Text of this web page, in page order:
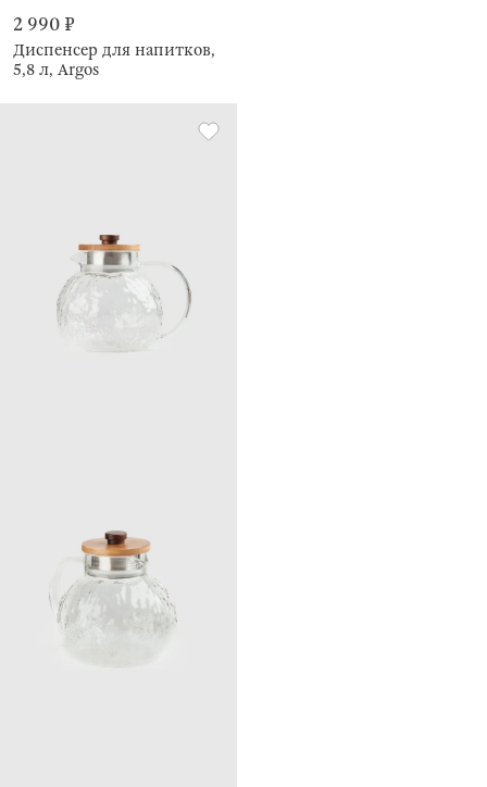
2 990 ₽
Диспенсер для напитков,
5,8 л, Argos